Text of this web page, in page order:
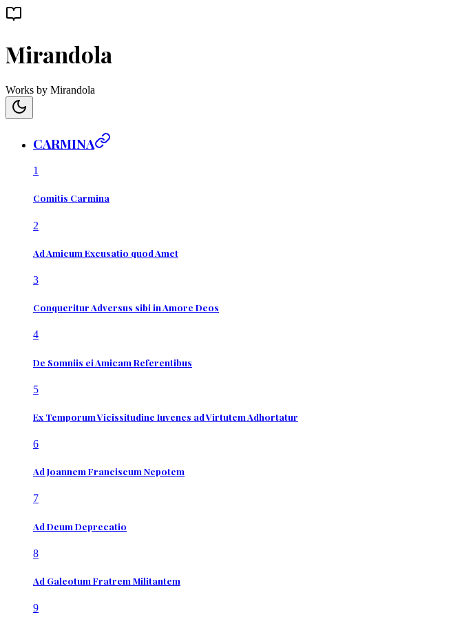
Mirandola
Works by Mirandola
CARMINA
1
Comitis Carmina
2
Ad Amicum Excusatio quod Amet
3
Conqueritur Adversus sibi in Amore Deos
4
De Somniis ei Amicam Referentibus
5
Ex Temporum Vicissitudine Iuvenes ad Virtutem Adhortatur
6
Ad Joannem Franciscum Nepotem
7
Ad Deum Deprecatio
8
Ad Galeotum Fratrem Militantem
9